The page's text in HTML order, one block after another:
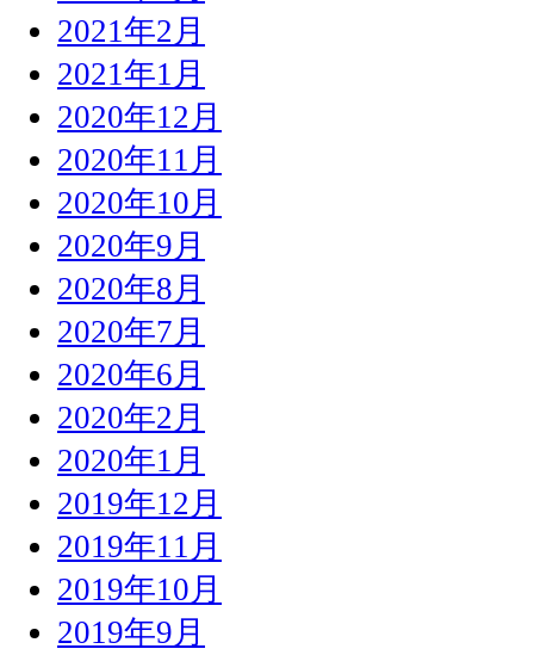
2021年2月
2021年1月
2020年12月
2020年11月
2020年10月
2020年9月
2020年8月
2020年7月
2020年6月
2020年2月
2020年1月
2019年12月
2019年11月
2019年10月
2019年9月